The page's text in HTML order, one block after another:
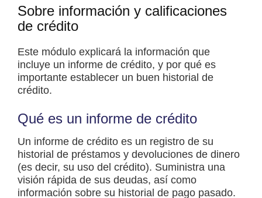
Sobre información y calificaciones
de crédito
Este módulo explicará la información que
incluye un informe de crédito, y por qué es
importante establecer un buen historial de
crédito.
Qué es un informe de crédito
Un informe de crédito es un registro de su
historial de préstamos y devoluciones de dinero
(es decir, su uso del crédito). Suministra una
visión rápida de sus deudas, así como
información sobre su historial de pago pasado.